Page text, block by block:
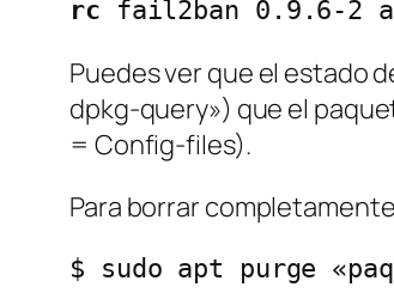
rc fail2ban 0.9.6-2
Puedes ver que el estado
dpkg-query») que el
= Config-files).
Para borrar
$ sudo apt purge